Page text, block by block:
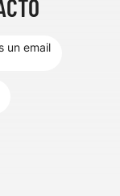
un email